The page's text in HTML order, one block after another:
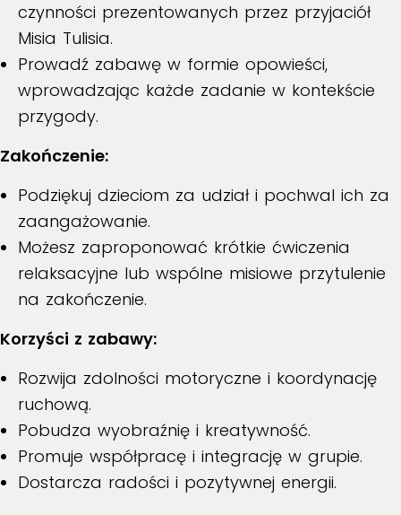
czynności prezentowanych przez przyjaciół
Misia Tulisia.
Prowadź zabawę w formie opowieści,
wprowadzając każde zadanie w kontekście
przygody.
Zakończenie:
Podziękuj dzieciom za udział i pochwal ich za
zaangażowanie.
Możesz zaproponować krótkie ćwiczenia
relaksacyjne lub wspólne misiowe przytulenie
na zakończenie.
Korzyści z zabawy:
Rozwija zdolności motoryczne i koordynację
ruchową.
Pobudza wyobraźnię i kreatywność.
Promuje współpracę i integrację w grupie.
Dostarcza radości i pozytywnej energii.